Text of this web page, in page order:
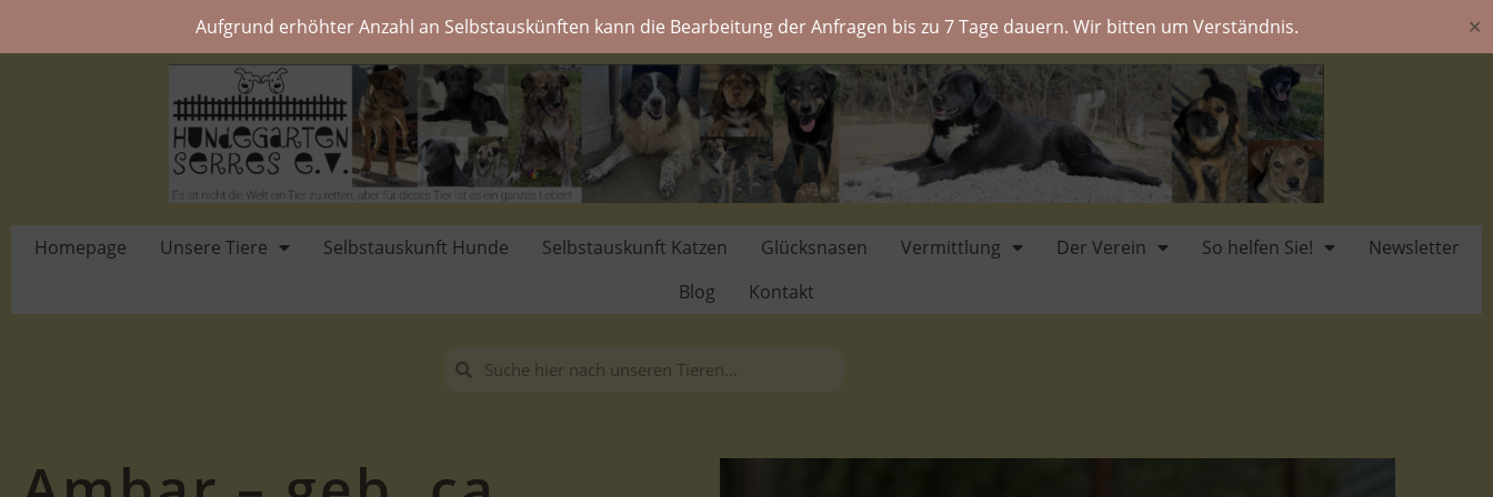
Aufgrund erhöhter Anzahl an Selbstauskünften kann die Bearbeitung der Anfragen bis zu 7 Tage dauern. Wir bitten um Verständnis. ✕
Homepage Unsere Tiere Selbstauskunft Hunde Selbstauskunft Katzen Glücksnasen Vermittlung Der Verein So helfen Sie!
Newsletter
Blog
Kontakt